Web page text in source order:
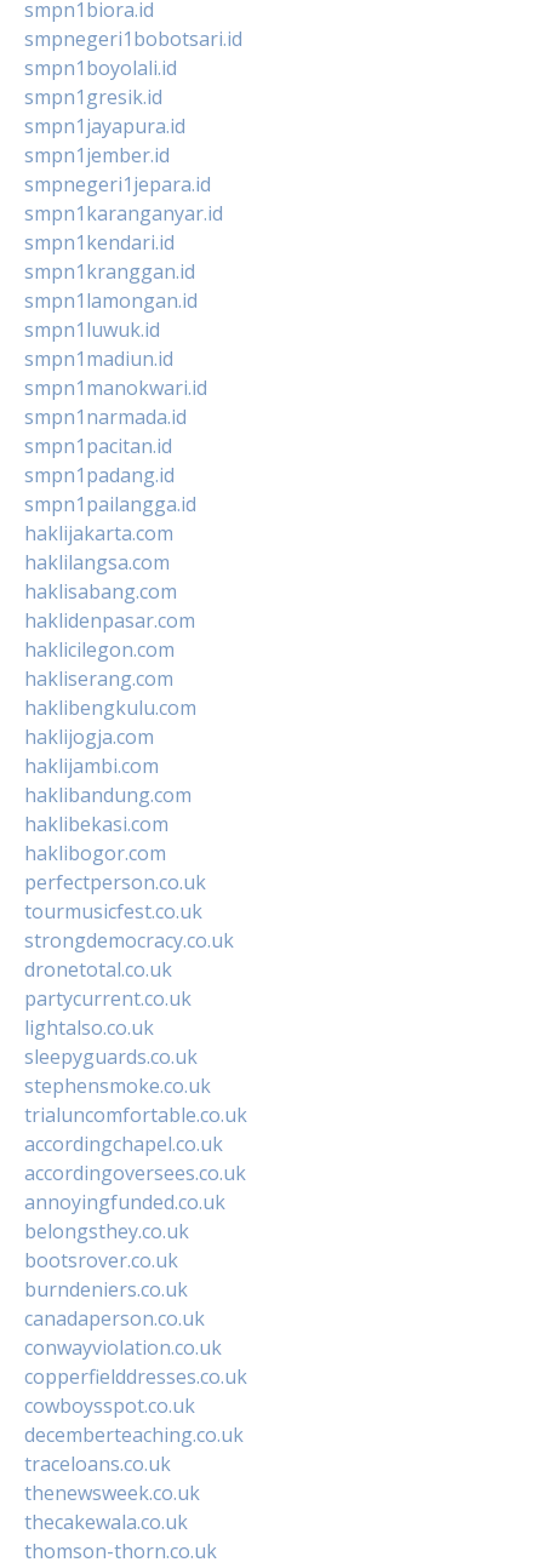
smpn1biora.id
smpnegeri1bobotsari.id
smpn1boyolali.id
smpn1gresik.id
smpn1jayapura.id
smpn1jember.id
smpnegeri1jepara.id
smpn1karanganyar.id
smpn1kendari.id
smpn1kranggan.id
smpn1lamongan.id
smpn1luwuk.id
smpn1madiun.id
smpn1manokwari.id
smpn1narmada.id
smpn1pacitan.id
smpn1padang.id
smpn1pailangga.id
haklijakarta.com
haklilangsa.com
haklisabang.com
haklidenpasar.com
haklicilegon.com
hakliserang.com
haklibengkulu.com
haklijogja.com
haklijambi.com
haklibandung.com
haklibekasi.com
haklibogor.com
perfectperson.co.uk
tourmusicfest.co.uk
strongdemocracy.co.uk
dronetotal.co.uk
partycurrent.co.uk
lightalso.co.uk
sleepyguards.co.uk
stephensmoke.co.uk
trialuncomfortable.co.uk
accordingchapel.co.uk
accordingoversees.co.uk
annoyingfunded.co.uk
belongsthey.co.uk
bootsrover.co.uk
burndeniers.co.uk
canadaperson.co.uk
conwayviolation.co.uk
copperfielddresses.co.uk
cowboysspot.co.uk
decemberteaching.co.uk
traceloans.co.uk
thenewsweek.co.uk
thecakewala.co.uk
thomson-thorn.co.uk